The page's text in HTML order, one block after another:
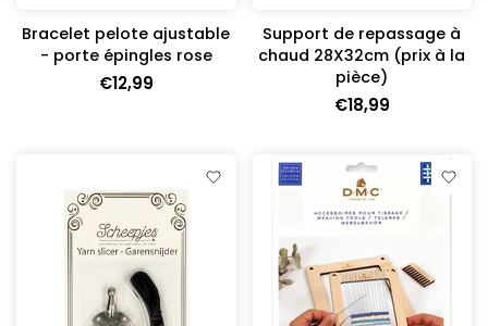
Bracelet pelote ajustable
- porte épingles rose
€12,99
Support de repassage à
chaud 28X32cm (prix à la
pièce)
€18,99